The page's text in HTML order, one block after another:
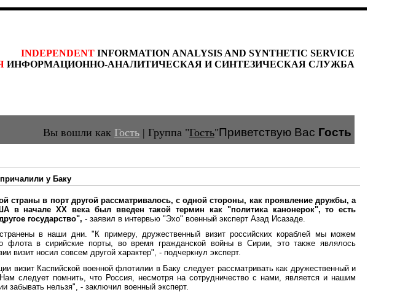
INDEPENDENT INFORMATION ANALYSIS AND SYNTHETIC SERVICE
ИНФОРМАЦИОННО-АНАЛИТИЧЕСКАЯ И СИНТЕЗИЧЕСКАЯ СЛУЖБА
Вы вошли как Гость| Группа"Гость"Приветствую Вас Гость
у Баку
страны в порт другой рассматривалось, с одной стороны, как проявление дружбы, а
начале XX века был введен такой термин как "политика канонерок", то есть
государство", - заявил в интервью "Эхо" военный эксперт Азад Исазаде.
в наши дни. "К примеру, дружественный визит российских кораблей мы можем
флота в сирийские порты, во время гражданской войны в Сирии, это также являлось
визит носил совсем другой характер", - подчеркнул эксперт.
визит Каспийской военной флотилии в Баку следует рассматривать как дружественный и
следует помнить, что Россия, несмотря на сотрудничество с нами, является и нашим
забывать нельзя", - заключил военный эксперт.